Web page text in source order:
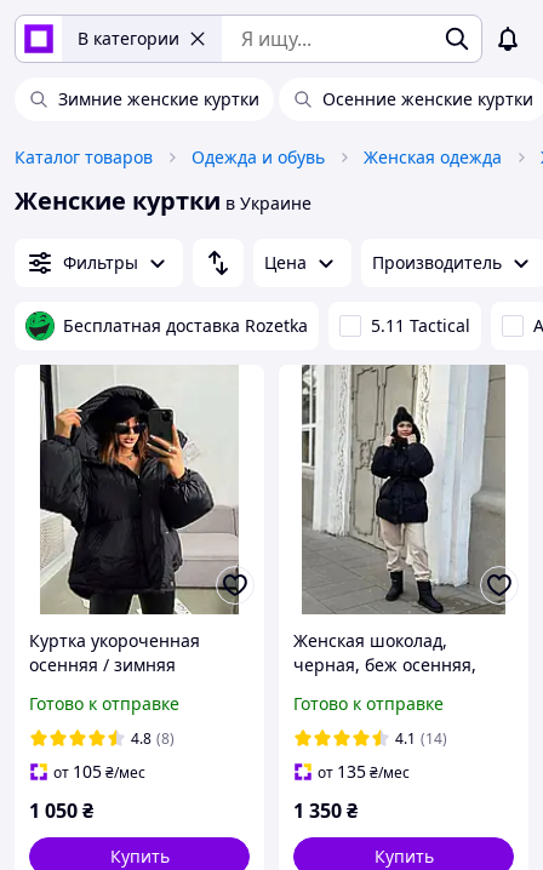
В категории
Зимние женские куртки Осенние женские куртки
Каталог товаров Одежда и обувь Женская одежда
Женские куртки в Украине
Фильтры Цена Производитель
Бесплатная доставка Rozetka 5.11 Tactical
Куртка укороченная
осенняя / зимняя
молнии, с капюшоном
размер 42-46,
Готово к отправке
4.8 (8)
от 105₴/мес
1 050₴
Купить
Женская шоколад,
черная, беж осенняя,
куртка, с капюшоном.
Куртка на кнопках и
молнии, с поясом. 42-46
размер
Готово к отправке
4.1 (14)
от 135₴/мес
1 350₴
Купить